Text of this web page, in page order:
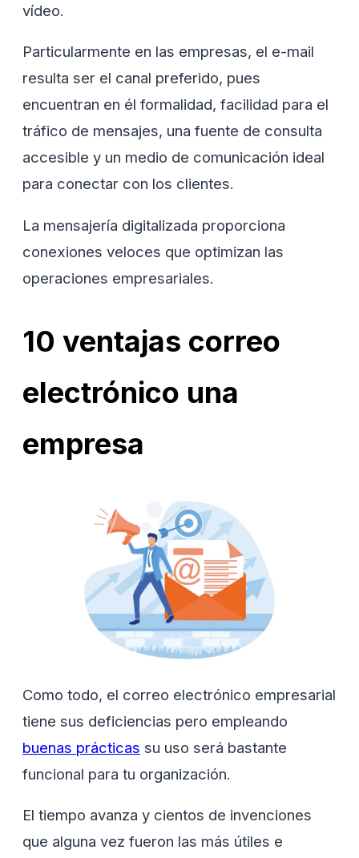
vídeo.
Particularmente en las empresas, el e-mail
resulta ser el canal preferido, pues
encuentran en él formalidad, facilidad para el
tráfico de mensajes, una fuente de consulta
accesible y un medio de comunicación ideal
para conectar con los clientes.
La mensajería digitalizada proporciona
conexiones veloces que optimizan las
operaciones empresariales.
10 ventajas correo
electrónico una
empresa
Como todo, el correo electrónico empresarial
tiene sus deficiencias pero empleando
buenas prácticas su uso será bastante
funcional para tu organización.
El tiempo avanza y cientos de invenciones
que alguna vez fueron las más útiles e